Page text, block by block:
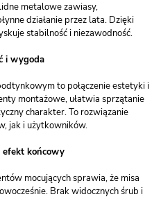
metalowe zawiasy,
działanie przez lata. Dzięki
stabilność i niezawodność.
i wygoda
to połączenie estetyki i
montażowe, ułatwia sprzątanie
charakter. To rozwiązanie
jak i użytkowników.
efekt końcowy
mocujących sprawia, że misa
Brak widocznych śrub i